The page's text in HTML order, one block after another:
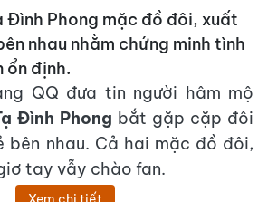
Đình Phong mặc đồ đôi, xuất
nhau nhằm chứng minh tình
ổn định.
QQ đưa tin người hâm mộ
Đình Phong bắt gặp cặp đôi
bên nhau. Cả hai mặc đồ đôi,
tay vẫy chào fan.